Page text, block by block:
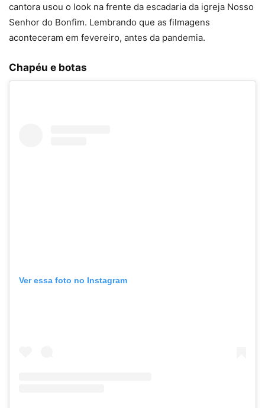
cantora usou o look na frente da escadaria da igreja Nosso
Senhor do Bonfim. Lembrando que as filmagens
aconteceram em fevereiro, antes da pandemia.
Chapéu e botas
Ver essa foto no Instagram